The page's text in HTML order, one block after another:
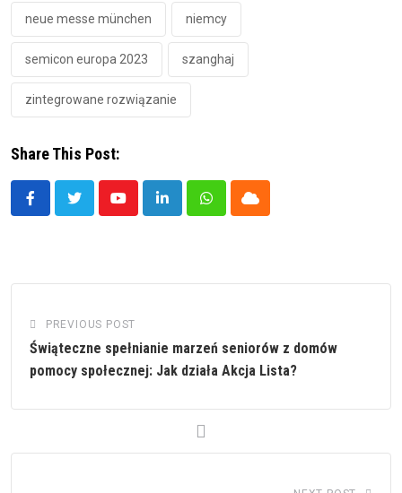
neue messe münchen niemcy
semicon europa 2023 szanghaj
zintegrowane rozwiązanie
Share This Post:
YoutubeLinkedInWhatsappCloud
PREVIOUS POST
Świąteczne spełnianie marzeń seniorów z domów
pomocy społecznej: Jak działa Akcja Lista?